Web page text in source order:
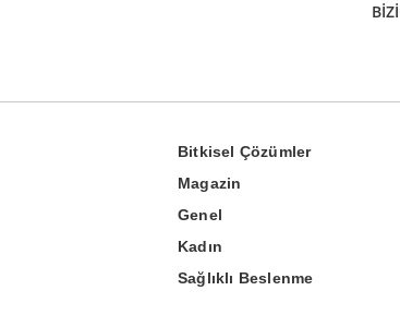
Bitkisel Çözümler
Magazin
Genel
Kadın
Sağlıklı Beslenme